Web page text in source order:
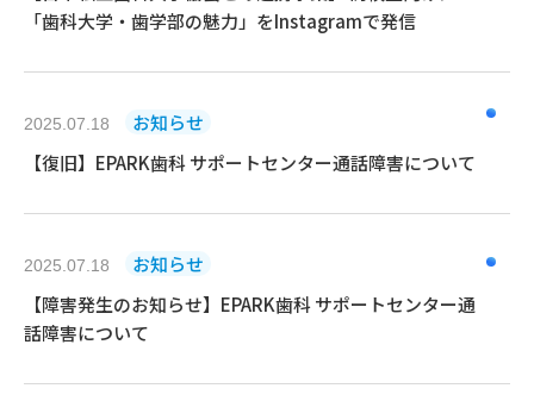
「歯科大学・歯学部の魅力」をInstagramで発信
2025.07.18
お知らせ
【復旧】EPARK歯科 サポートセンター通話障害について
2025.07.18
お知らせ
【障害発生のお知らせ】EPARK歯科 サポートセンター通
話障害について